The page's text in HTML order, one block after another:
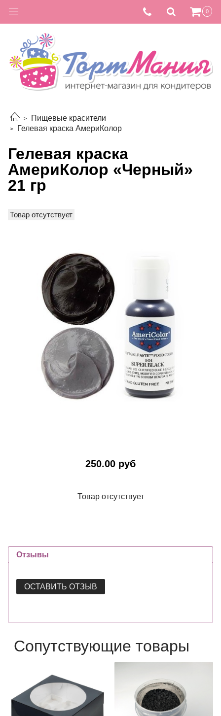
0
Пищевые красители
Гелевая краска АмериКолор
Гелевая краска
АмериКолор «Черный»
21 гр
Товар отсутствует
250.00 руб
Товар отсутствует
Отзывы
ОСТАВИТЬ ОТЗЫВ
Сопутствующие товары